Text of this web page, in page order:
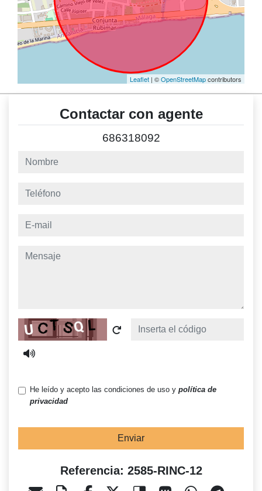
Leaflet | ©OpenStreetMapcontributors
Contactar con agente
686318092
nombre
teléfono
e-mail
mensaje
Captcha
He leído y acepto las condiciones de uso y política de
privacidad
Enviar
Referencia: 2585-RINC-12